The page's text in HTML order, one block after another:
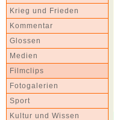
Krieg und Frieden
Kommentar
Glossen
Medien
Filmclips
Fotogalerien
Sport
Kultur und Wissen